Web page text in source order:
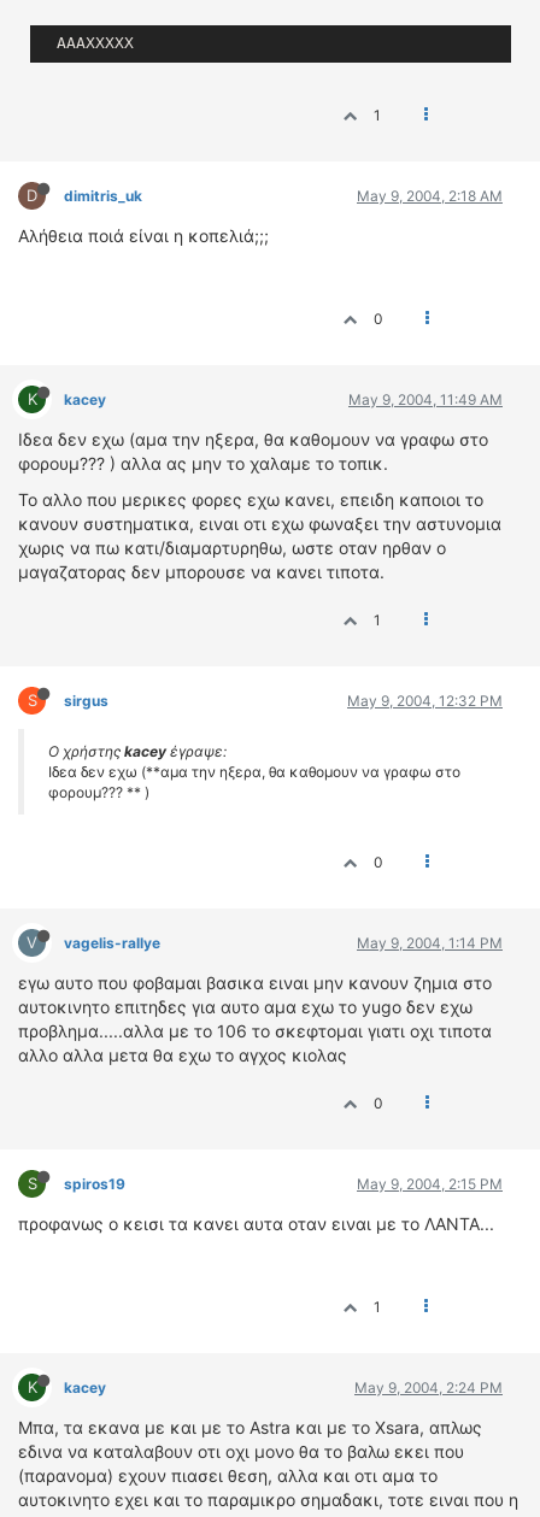
  ΑΑΑΧΧΧΧΧ
1
D dimitris_uk May 9, 2004, 2:18 AM
Αλήθεια ποιά είναι η κοπελιά;;;
0
K kacey May 9, 2004, 11:49 AM
Ιδεα δεν εχω (αμα την ηξερα, θα καθομουν να γραφω στο
φορουμ??? ) αλλα ας μην το χαλαμε το τοπικ.
Το αλλο που μερικες φορες εχω κανει, επειδη καποιοι το
κανουν συστηματικα, ειναι οτι εχω φωναξει την αστυνομια
χωρις να πω κατι/διαμαρτυρηθω, ωστε οταν ηρθαν ο
μαγαζατορας δεν μπορουσε να κανει τιποτα.
1
S sirgus May 9, 2004, 12:32 PM
Ο χρήστης kaceyέγραψε:
Ιδεα δεν εχω (**αμα την ηξερα, θα καθομουν να γραφω στο
φορουμ??? ** )
0
V vagelis-rallye May 9, 2004, 1:14 PM
εγω αυτο που φοβαμαι βασικα ειναι μην κανουν ζημια στο
αυτοκινητο επιτηδες για αυτο αμα εχω το yugo δεν εχω
προβλημα.....αλλα με το 106 το σκεφτομαι γιατι οχι τιποτα
αλλο αλλα μετα θα εχω το αγχος κιολας
0
S spiros19 May 9, 2004, 2:15 PM
προφανως ο κεισι τα κανει αυτα οταν ειναι με το ΛΑΝΤΑ...
1
K kacey May 9, 2004, 2:24 PM
Μπα, τα εκανα με και με το Astra και με το Xsara, απλως
εδινα να καταλαβουν οτι οχι μονο θα το βαλω εκει που
(παρανομα) εχουν πιασει θεση, αλλα και οτι αμα το
αυτοκινητο εχει και το παραμικρο σημαδακι, τοτε ειναι που η